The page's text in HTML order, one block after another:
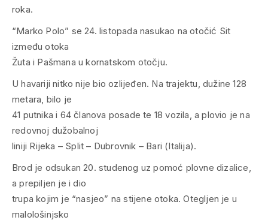
roka.
“Marko Polo” se 24. listopada nasukao na otočić Sit
između otoka
Žuta i Pašmana u kornatskom otočju.
U havariji nitko nije bio ozlijeđen. Na trajektu, dužine 128
metara, bilo je
41 putnika i 64 članova posade te 18 vozila, a plovio je na
redovnoj dužobalnoj
liniji Rijeka – Split – Dubrovnik – Bari (Italija).
Brod je odsukan 20. studenog uz pomoć plovne dizalice,
a prepiljen je i dio
trupa kojim je “nasjeo” na stijene otoka. Otegljen je u
malološinjsko